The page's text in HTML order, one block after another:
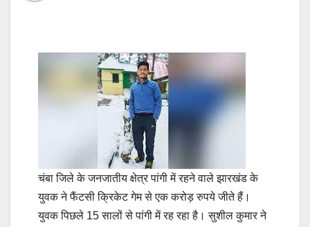
चंबा जिले के जनजातीय क्षेत्र पांगी में रहने वाले झारखंड के
युवक ने फैंटसी क्रिकेट गेम से एक करोड़ रुपये जीते हैं।
युवक पिछले 15 सालों से पांगी में रह रहा है। सुशील कुमार ने